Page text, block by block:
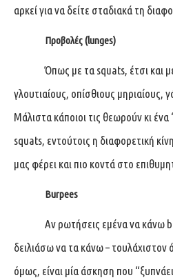
αρκεί για να δείτε σταδιακά τη
Προβολές (lunges)
Όπως με τα squats, έτσι και με
γλουτιαίους, οπίσθιους μηριαίους,
Μάλιστα κάποιοι τις θεωρούν κι
squats, εντούτοις η διαφορετική
μας φέρει και πιο κοντά στο
Burpees
Αν ρωτήσεις εμένα να κάνω
δειλιάσω να τα κάνω – τουλάχιστον
όμως, είναι μία άσκηση που